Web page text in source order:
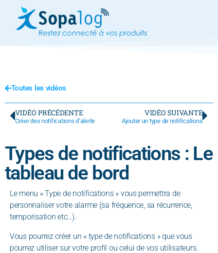
Toutes les vidéos
VIDÉO PRÉCÉDENTE
Créer des notifications d’alerte​
VIDÉO SUIVANTE
Ajouter un type de notifications
Types de notifications : Le
tableau de bord
Le menu « Type de notifications » vous permettra de
personnaliser votre alarme (sa fréquence, sa récurrence,
temporisation etc…).
Vous pourrez créer un « type de notifications » que vous
pourrez utiliser sur votre profil ou celui de vos utilisateurs.